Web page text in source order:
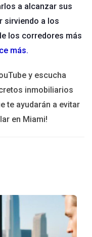
por encima de
con todos sus
una oferta por esa
había escuchado
referencias
la comunidad.
Autoridad
sobre
Un día, recibió un
estado siguiendo su
seguro al acercarse
a alcanzar sus
sirviendo a los
los corredores más
más.
y escucha
inmobiliarios
te ayudarán a evitar
en Miami!